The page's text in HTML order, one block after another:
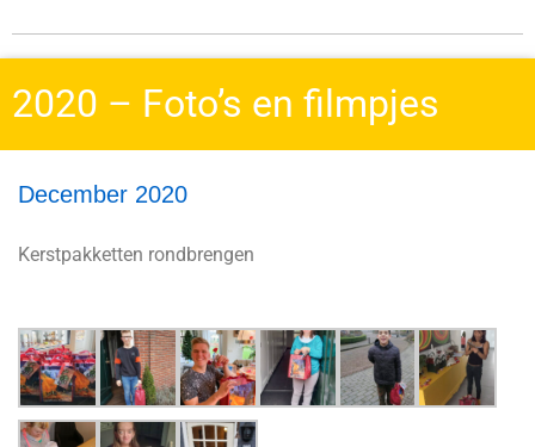
2020 – Foto’s en filmpjes
December 2020
Kerstpakketten rondbrengen